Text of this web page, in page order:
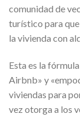
comunidad de
turístico para
la vivienda con
Esta es la
Airbnb» y
viviendas para
vez otorga a los